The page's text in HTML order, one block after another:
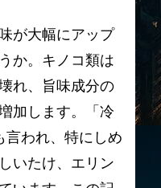
が大幅にアップ
か。キノコ類は
れ、旨味成分の
加します。「冷
言われ、特にしめ
いたけ、エリン